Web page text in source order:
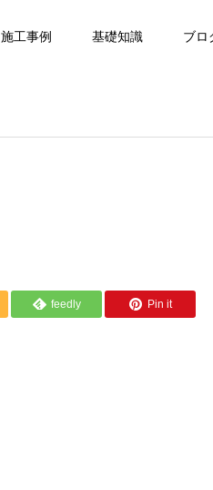
施工事例 基礎知識 ブロ
feedly Pin it